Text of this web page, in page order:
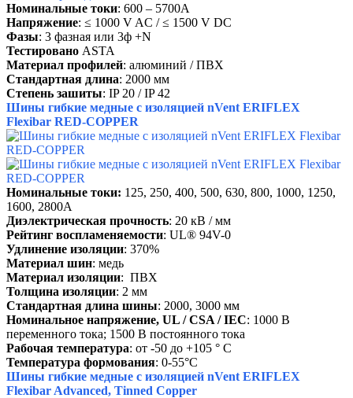
Номинальные токи: 600 – 5700А
Напряжение: ≤ 1000 V AC / ≤ 1500 V DC
Фазы: 3 фазная или 3ф +N
Тестировано ASTA
Материал профилей: алюминий / ПВХ
Стандартная длина: 2000 мм
Степень зашиты: IP 20 / IP 42
Шины гибкие медные с изоляцией nVent ERIFLEX
Flexibar RED-COPPER
Номинальные токи: 125, 250, 400, 500, 630, 800, 1000, 1250,
1600, 2800А
Диэлектрическая прочность: 20 кВ / мм
Рейтинг воспламеняемости: UL® 94V-0
Удлинение изоляции: 370%
Материал шин: медь
Материал изоляции: ПВХ
Толщина изоляции: 2 мм
Стандартная длина шины: 2000, 3000 мм
Номинальное напряжение, UL / CSA / IEC: 1000 В
переменного тока; 1500 В постоянного тока
Рабочая температура: от -50 до +105 ° C
Температура формования: 0-55°C
Шины гибкие медные с изоляцией nVent ERIFLEX
Flexibar Advanced, Tinned Copper